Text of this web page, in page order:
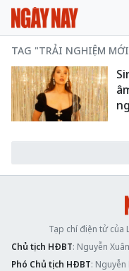
TAG "TRẢI NGHIỆM
Tạp chí điện tử của
Chủ tịch HĐBT: Nguyễn
Phó Chủ tịch HĐBT: Nguyễn